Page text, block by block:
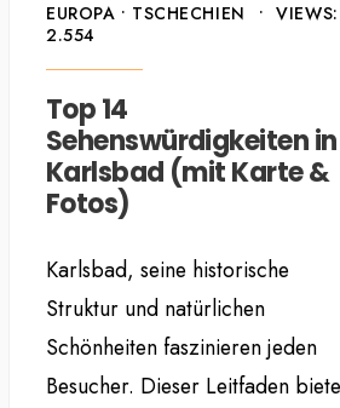
EUROPA • TSCHECHIEN • VIEWS:
2.554
Top 14
Sehenswürdigkeiten in
Karlsbad (mit Karte &
Fotos)
Karlsbad, seine historische
Struktur und natürlichen
Schönheiten faszinieren jeden
Besucher. Dieser Leitfaden